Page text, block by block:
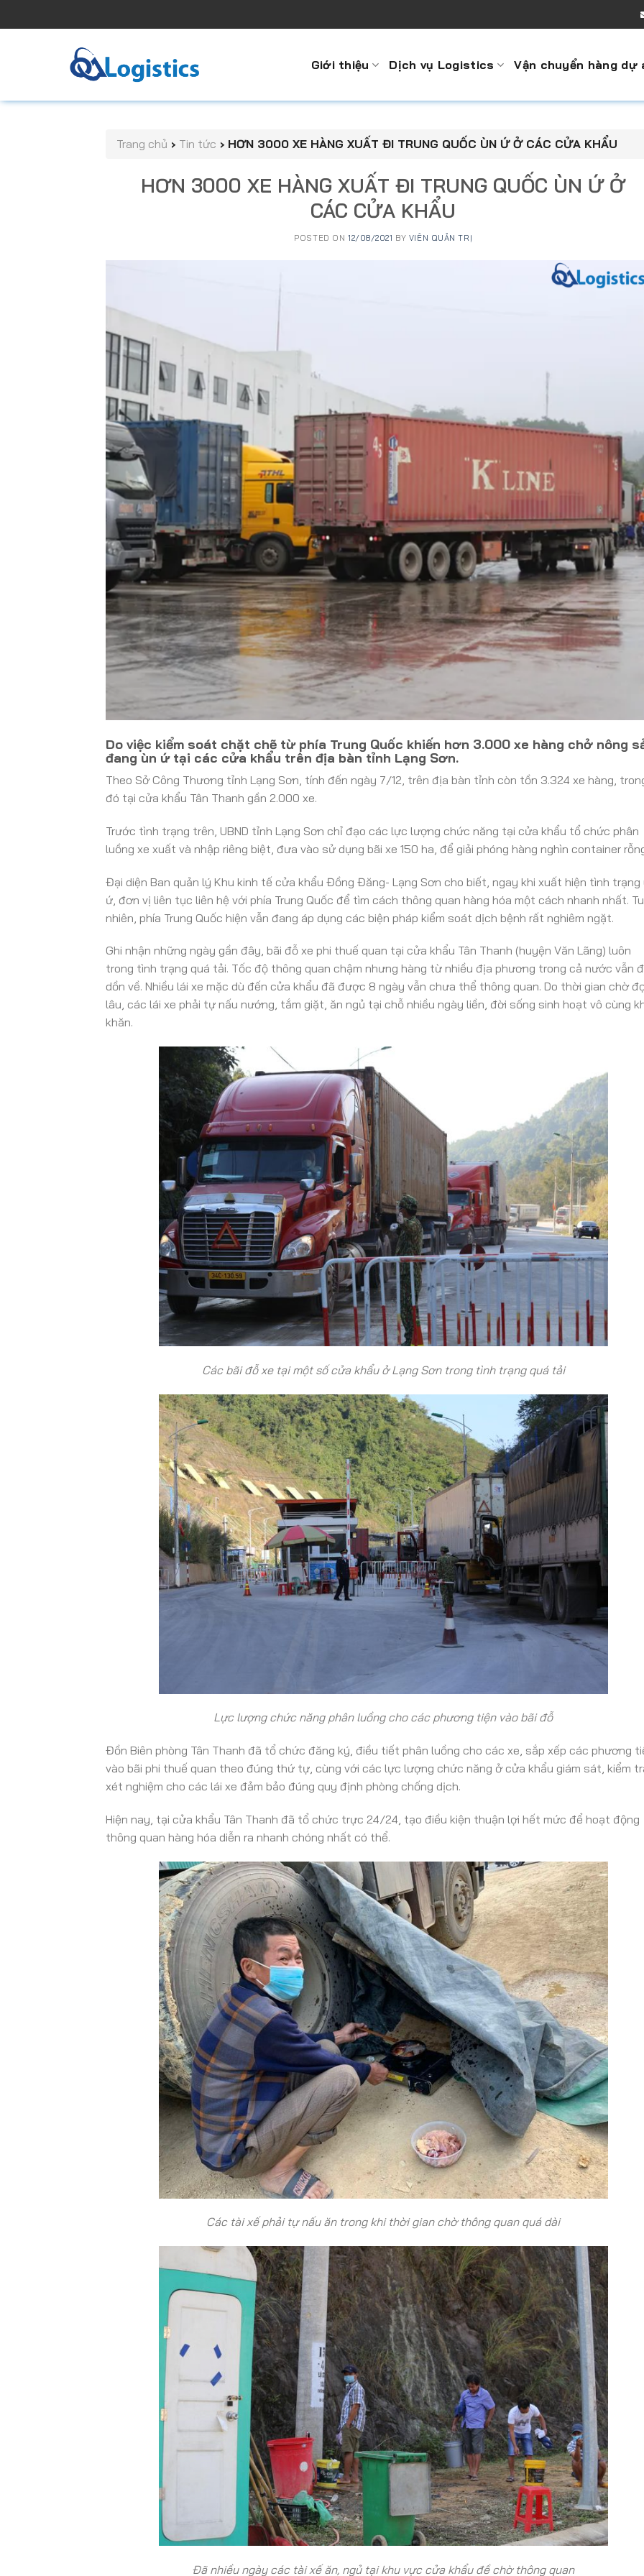
to
Giới thiệu Dịch vụ Logistics Vận chuyển hàng dự
Trang chủ › Tin tức › HƠN 3000 XE HÀNG XUẤT ĐI TRUNG QUỐC ÙN Ứ Ở CÁC CỬA KHẨU
HƠN 3000 XE HÀNG XUẤT ĐI TRUNG QUỐC ÙN Ứ Ở
CÁC CỬA KHẨU
POSTED ON 12/08/2021 BY VIÊN QUẢN TRỊ
Do việc kiểm soát chặt chẽ từ phía Trung Quốc khiến hơn 3.000 xe hàng chở nông
đang ùn ứ tại các cửa khẩu trên địa bàn tỉnh Lạng Sơn.
Theo Sở Công Thương tỉnh Lạng Sơn, tính đến ngày 7/12, trên địa bàn tỉnh còn tồn 3.324 xe hàng,
đó tại cửa khẩu Tân Thanh gần 2.000 xe.
Trước tình trạng trên, UBND tỉnh Lạng Sơn chỉ đạo các lực lượng chức năng tại cửa khẩu tổ chức phân
luồng xe xuất và nhập riêng biệt, đưa vào sử dụng bãi xe 150 ha, để giải phóng hàng nghìn container
Đại diện Ban quản lý Khu kinh tế cửa khẩu Đồng Đăng- Lạng Sơn cho biết, ngay khi xuất hiện tình trạng
ứ, đơn vị liên tục liên hệ với phía Trung Quốc để tìm cách thông quan hàng hóa một cách nhanh nhất.
nhiên, phía Trung Quốc hiện vẫn đang áp dụng các biện pháp kiểm soát dịch bệnh rất nghiêm ngặt.
Ghi nhận những ngày gần đây, bãi đỗ xe phi thuế quan tại cửa khẩu Tân Thanh (huyện Văn Lãng) luôn
trong tình trạng quá tải. Tốc độ thông quan chậm nhưng hàng từ nhiều địa phương trong cả nước vẫn
dồn về. Nhiều lái xe mặc dù đến cửa khẩu đã được 8 ngày vẫn chưa thể thông quan. Do thời gian chờ
lâu, các lái xe phải tự nấu nướng, tắm giặt, ăn ngủ tại chỗ nhiều ngày liền, đời sống sinh hoạt vô cùng
khăn.
Các bãi đỗ xe tại một số cửa khẩu ở Lạng Sơn trong tình trạng quá tải
Lực lượng chức năng phân luồng cho các phương tiện vào bãi đỗ
Đồn Biên phòng Tân Thanh đã tổ chức đăng ký, điều tiết phân luồng cho các xe, sắp xếp các phương
vào bãi phi thuế quan theo đúng thứ tự, cùng với các lực lượng chức năng ở cửa khẩu giám sát, kiểm
xét nghiệm cho các lái xe đảm bảo đúng quy định phòng chống dịch.
Hiện nay, tại cửa khẩu Tân Thanh đã tổ chức trực 24/24, tạo điều kiện thuận lợi hết mức để hoạt động
thông quan hàng hóa diễn ra nhanh chóng nhất có thể.
Các tài xế phải tự nấu ăn trong khi thời gian chờ thông quan quá dài
Đã nhiều ngày các tài xế ăn, ngủ tại khu vực cửa khẩu đề chờ thông quan